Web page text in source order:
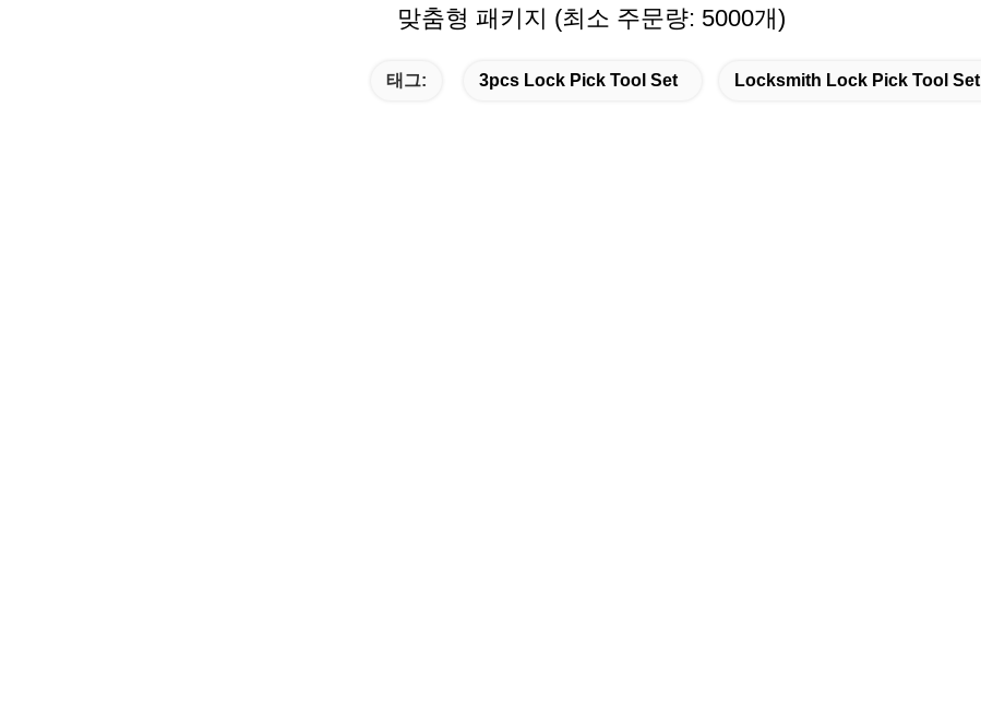
맞춤형 패키지 (최소 주문량: 5000개)
태그: 3pcs Lock Pick Tool Set Locksmith Lock Pick Tool Set